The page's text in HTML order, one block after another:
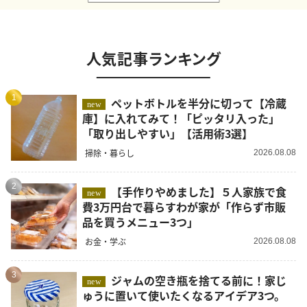
人気記事ランキング
1
new
ペットボトルを半分に切って【冷蔵
庫】に入れてみて！「ピッタリ入った」
「取り出しやすい」【活用術3選】
掃除・暮らし 2026.08.08
2
new
費3万円台で暮らすわが家が「作らず市販
品を買うメニュー3つ」
お金・学ぶ 2026.08.08
3
new
ゅうに置いて使いたくなるアイデア3つ。